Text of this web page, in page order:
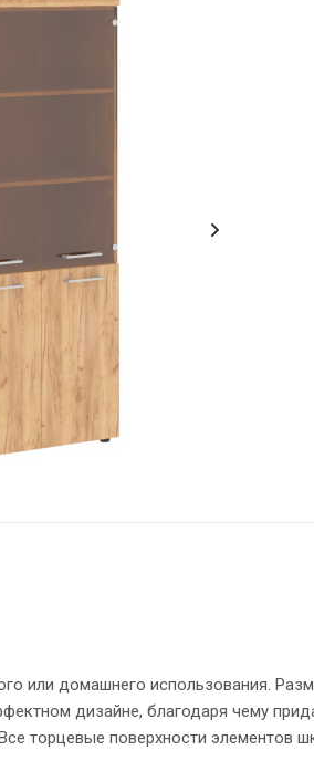
или домашнего использования.
дизайне, благодаря чему
торцевые поверхности